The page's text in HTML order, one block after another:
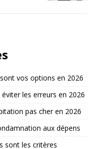
vos options en 2026
les erreurs en 2026
pas cher en 2026
aux dépens
sont les critères